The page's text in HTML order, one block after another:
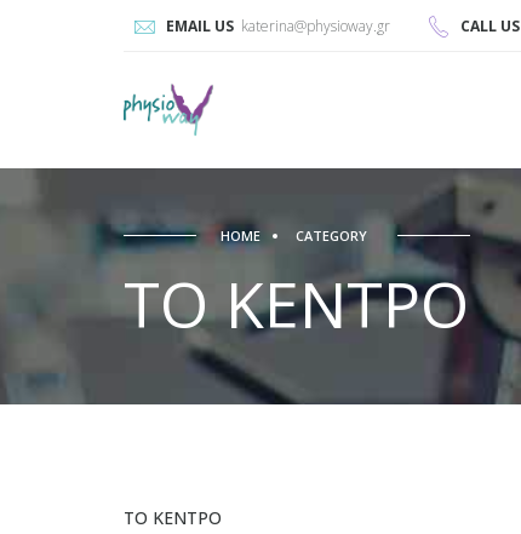
EMAIL US katerina@physioway.gr CALL US
HOME CATEGORY
ΤΟ ΚΕΝΤΡΟ
ΤΟ ΚΕΝΤΡΟ